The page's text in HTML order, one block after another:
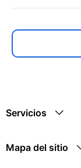
Servicios
Mapa del sitio